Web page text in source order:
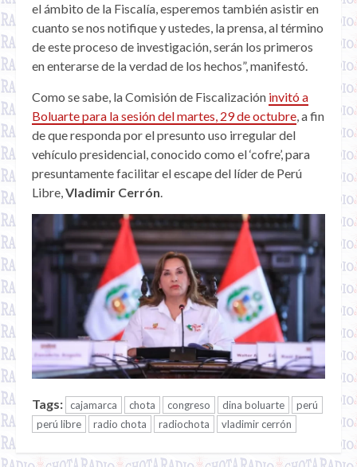
el ámbito de la Fiscalía, esperemos también asistir en
cuanto se nos notifique y ustedes, la prensa, al término
de este proceso de investigación, serán los primeros
en enterarse de la verdad de los hechos”, manifestó.
Como se sabe, la Comisión de Fiscalización invitó a
Boluarte para la sesión del martes, 29 de octubre, a fin
de que responda por el presunto uso irregular del
vehículo presidencial, conocido como el ‘cofre’, para
presuntamente facilitar el escape del líder de Perú
Libre,Vladimir Cerrón.
Tags: cajamarca chota congreso dina boluarte
perú
perú libre
radio chota radiochota vladimir cerrón